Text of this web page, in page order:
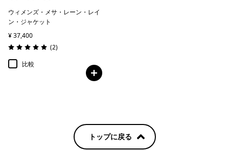
ウィメンズ・メサ・レーン・レイ
ン・ジャケット
¥ 37,400
評価: 5.0 / 5
(2レビュー
)
比較
トップに戻る